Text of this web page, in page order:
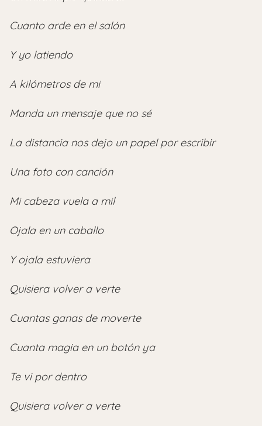
Cuanto arde en el salón
Y yo latiendo
A kilómetros de mi
Manda un mensaje que no sé
La distancia nos dejo un papel por escribir
Una foto con canción
Mi cabeza vuela a mil
Ojala en un caballo
Y ojala estuviera
Quisiera volver a verte
Cuantas ganas de moverte
Cuanta magia en un botón ya
Te vi por dentro
Quisiera volver a verte